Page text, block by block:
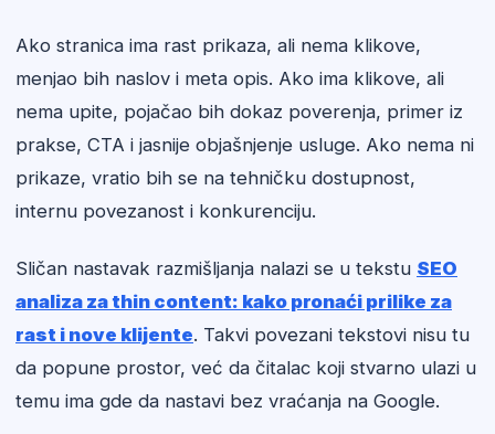
Ako stranica ima rast prikaza, ali nema klikove,
menjao bih naslov i meta opis. Ako ima klikove, ali
nema upite, pojačao bih dokaz poverenja, primer iz
prakse, CTA i jasnije objašnjenje usluge. Ako nema ni
prikaze, vratio bih se na tehničku dostupnost,
internu povezanost i konkurenciju.
Sličan nastavak razmišljanja nalazi se u tekstu SEO
analiza za thin content: kako pronaći prilike za
rast i nove klijente. Takvi povezani tekstovi nisu tu
da popune prostor, već da čitalac koji stvarno ulazi u
temu ima gde da nastavi bez vraćanja na Google.